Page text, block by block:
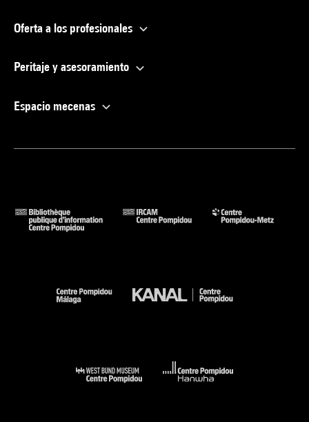
Oferta a los profesionales
Peritaje y asesoramiento
Espacio mecenas